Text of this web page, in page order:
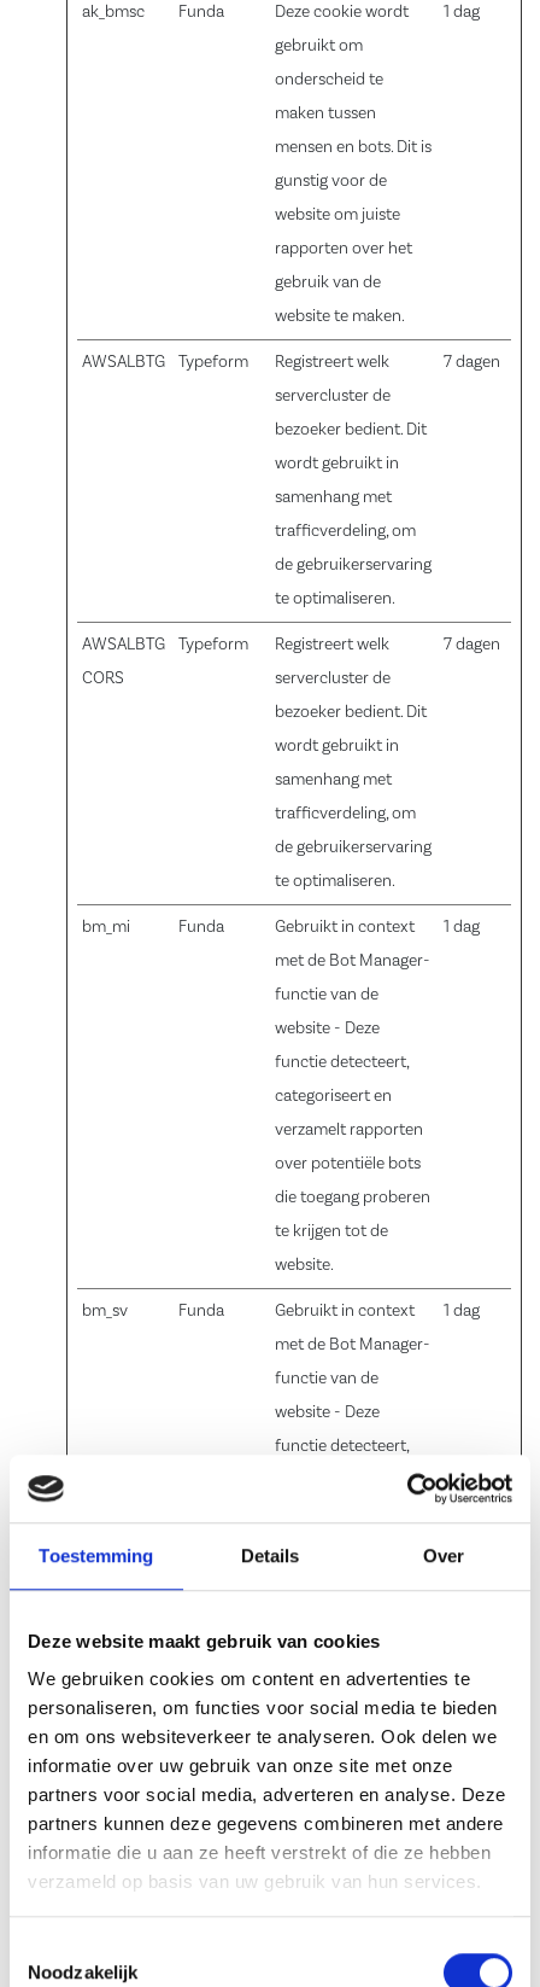
Toestemming Details Over
Deze website maakt gebruik van cookies
We gebruiken cookies om content en advertenties te
personaliseren, om functies voor social media te bieden
en om ons websiteverkeer te analyseren. Ook delen we
informatie over uw gebruik van onze site met onze
partners voor social media, adverteren en analyse. Deze
partners kunnen deze gegevens combineren met andere
informatie die u aan ze heeft verstrekt of die ze hebben
verzameld op basis van uw gebruik van hun services.
Noodzakelijk
ak_bmsc Funda
Deze cookie wordt
gebruikt om
onderscheid te
maken tussen
mensen en bots. Dit is
gunstig voor de
website om juiste
rapporten over het
gebruik van de
website te maken.
1 dag
AWSALBTG Typeform
Registreert welk
servercluster de
bezoeker bedient. Dit
wordt gebruikt in
samenhang met
trafficverdeling, om
de gebruikerservaring
te optimaliseren.
7 dagen
AWSALBTG
CORS
Typeform
Registreert welk
servercluster de
bezoeker bedient. Dit
wordt gebruikt in
samenhang met
trafficverdeling, om
de gebruikerservaring
te optimaliseren.
7 dagen
bm_mi Funda
Gebruikt in context
met de Bot Manager-
functie van de
website - Deze
functie detecteert,
categoriseert en
verzamelt rapporten
over potentiële bots
die toegang proberen
te krijgen tot de
website.
1 dag
bm_sv Funda
Gebruikt in context
met de Bot Manager-
functie van de
website - Deze
functie detecteert,
over potentiële bots
website.
1 dag
sent
van de gebruiker op
voor het huidige
domein
debug Typeform
Deze cookie wordt
gebruikt om fouten
Perman
ent